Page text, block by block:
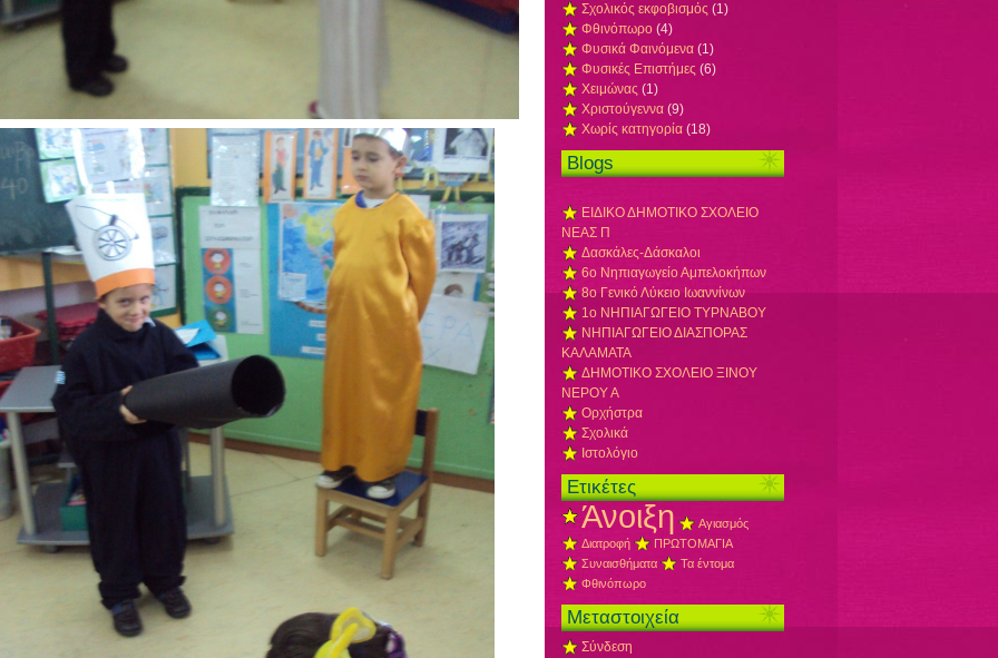
Σχολικός εκφοβισμός (1)
Φθινόπωρο (4)
Φυσικά Φαινόμενα (1)
Φυσικές Επιστήμες (6)
Χειμώνας (1)
Χριστούγεννα (9)
Χωρίς κατηγορία (18)
Blogs
ΕΙΔΙΚΟ ΔΗΜΟΤΙΚΟ ΣΧΟΛΕΙΟ
ΝΕΑΣ Π
Δασκάλες-Δάσκαλοι
6ο Νηπιαγωγείο Αμπελοκήπων
8o Γενικό Λύκειο Ιωαννίνων
1ο ΝΗΠΙΑΓΩΓΕΙΟ ΤΥΡΝΑΒΟΥ
ΝΗΠΙΑΓΩΓΕΙΟ ΔΙΑΣΠΟΡΑΣ
ΚΑΛΑΜΑΤΑ
ΔΗΜΟΤΙΚΟ ΣΧΟΛΕΙΟ ΞΙΝΟΥ
ΝΕΡΟΥ Α
Ορχήστρα
Σχολικά
Ιστολόγιο
Ετικέτες
Άνοιξη
Αγιασμός
Διατροφή
ΠΡΩΤΟΜΑΓΙΑ
Συναισθήματα
Τα έντομα
Φθινόπωρο
Μεταστοιχεία
Σύνδεση